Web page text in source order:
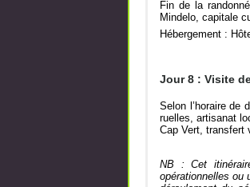
Fin de la
Mindelo, capitale
Hébergement :
Jour 8 : Visite
Selon l’horaire de
ruelles, artisanat
Cap Vert, transfert
NB : Cet
opérationnelles ou